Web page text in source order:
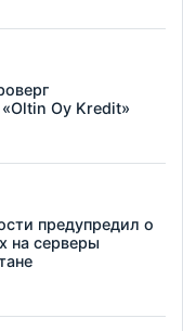
Oy Kredit»
предупредил о
на серверы